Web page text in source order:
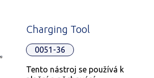
Charging Tool
0051-36
Tento nástroj se používá k